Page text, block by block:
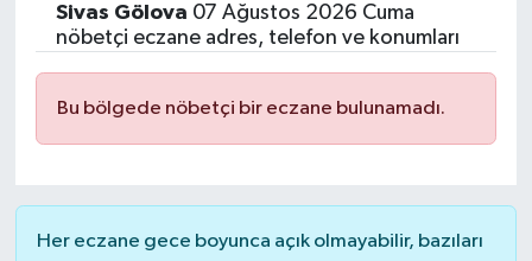
Sivas Gölova 07 Ağustos 2026 Cuma
nöbetçi eczane adres, telefon ve konumları
Bu bölgede nöbetçi bir eczane bulunamadı.
Her eczane gece boyunca açık olmayabilir, bazıları
Eğitim
Genel
Gündem